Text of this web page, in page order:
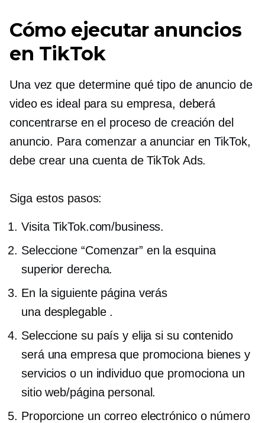
Cómo ejecutar anuncios
en TikTok
Una vez que determine qué tipo de anuncio de
video es ideal para su empresa, deberá
concentrarse en el proceso de creación del
anuncio. Para comenzar a anunciar en TikTok,
debe crear una cuenta de TikTok Ads.
Siga estos pasos:
Visita TikTok.com/business.
Seleccione “Comenzar” en la esquina
superior derecha.
En la siguiente página verás
una desplegable.
Seleccione su país y elija si su contenido
será una empresa que promociona bienes y
servicios o un individuo que promociona un
sitio web/página personal.
Proporcione un correo electrónico o número